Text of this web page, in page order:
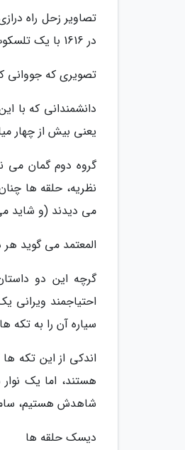
در 1616 با یک تلسکوپ بهتر رصد کرد (راست).
تصویری که جووانی کاسینی
دانشمندانی که با
یعنی بیش از چهار
گروه دوم گمان می
نظریه، حلقه ها
می دیدند (و شاید می
المعتمد می گوید
گرچه این دو
احتیاجمند
سیاره آن را به
اندکی از این تکه
هستند، اما یک
شاهدش هستیم، سامان دادند که حدود 275٬000
دیسک حلقه ها